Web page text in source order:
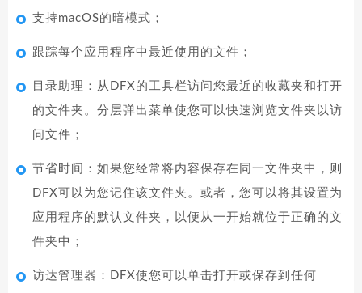
支持macOS的暗模式；
跟踪每个应用程序中最近使用的文件；
目录助理：从DFX的工具栏访问您最近的收藏夹和打开
的文件夹。分层弹出菜单使您可以快速浏览文件夹以访
问文件；
节省时间：如果您经常将内容保存在同一文件夹中，则
DFX可以为您记住该文件夹。或者，您可以将其设置为
应用程序的默认文件夹，以便从一开始就位于正确的文
件夹中；
访达管理器：DFX使您可以单击打开或保存到任何